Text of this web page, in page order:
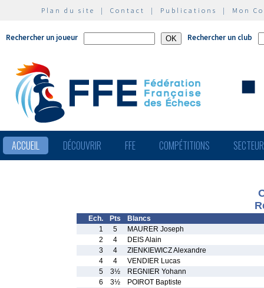
Plan du site | Contact | Publications | Mon
Rechercher un joueur Rechercher un club
ACCUEIL DÉCOUVRIR FFE COMPÉTITIONS
Ech. Pts
Blancs
1
5
MAURER Joseph
2
4
DEIS Alain
3
4
ZIENKIEWICZ Alexandre
4
4
VENDIER Lucas
5
3½
REGNIER Yohann
6
3½
POIROT Baptiste